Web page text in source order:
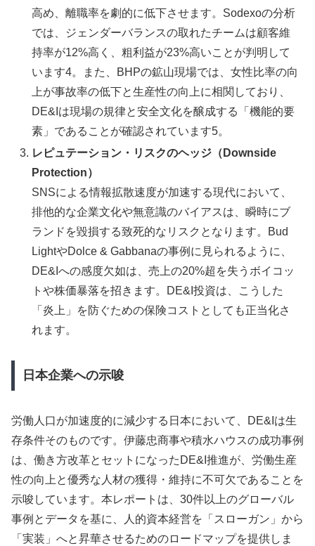
高め、離職率を劇的に低下させます。Sodexoの分析
では、ジェンダーバランスの取れたチームは顧客維
持率が12%高く、粗利益が23%高いことが判明して
います4。また、BHPの鉱山現場では、女性比率の向
上が事故率の低下と生産性の向上に相関しており、
DE&Iは現場の規律と安全文化を醸成する「機能的要
素」であることが確認されています5。
レピュテーション・リスクのヘッジ（Downside
Protection）
SNSによる情報拡散速度が加速する現代において、
排他的な企業文化や無意識のバイアスは、瞬時にブ
ランドを毀損する致死的なリスクとなります。Bud
LightやDolce & Gabbanaの事例に見られるように、
DE&Iへの感度欠如は、売上の20%超を失うボイコッ
トや株価暴落を招きます。DE&I投資は、こうした
「炎上」を防ぐための保険コストとしても正当化さ
れます。
日本企業への示唆
労働人口が加速度的に減少する日本において、DE&Iは生
存条件そのものです。伊藤忠商事や積水ハウスの成功事例
は、働き方改革とセットになったDE&I推進が、労働生産
性の向上と優秀な人材の獲得・維持に不可欠であることを
示唆しています。本レポートは、30件以上のグローバル
事例とデータを基に、人的資本経営を「スローガン」から
「実装」へと昇華させるためのロードマップを提供しま